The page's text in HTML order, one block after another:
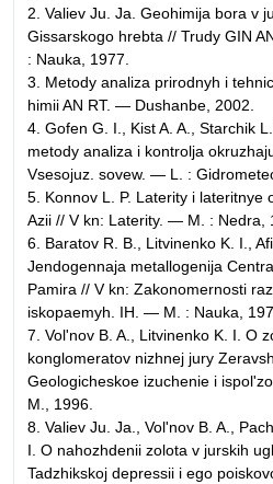
2. Valiev Ju. Ja. Geohimija bora v
Gissarskogo hrebta // Trudy GIN
: Nauka, 1977.
3. Metody analiza prirodnyh i
himii AN RT. — Dushanbe, 2002.
4. Gofen G. I., Kist A. A., Starchik
metody analiza i kontrolja
Vsesojuz. sovew. — L. :
5. Konnov L. P. Laterity i lateritnye
Azii // V kn: Laterity. — M. : Nedra,
6. Baratov R. B., Litvinenko K. I.,
Jendogennaja metallogenija
Pamira // V kn: Zakonomernosti
iskopaemyh. IH. — M. : Nauka,
7. Vol'nov B. A., Litvinenko K. I. O
konglomeratov nizhnej jury
Geologicheskoe izuchenie i
M., 1996.
8. Valiev Ju. Ja., Vol'nov B. A.,
I. O nahozhdenii zolota v jurskih
Tadzhikskoj depressii i ego